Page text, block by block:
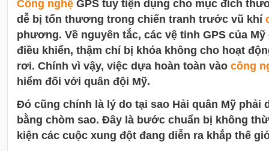
Công nghệ GPS tuy tiện dụng cho mục đích
dễ bị tổn thương trong chiến tranh trước vũ khí
phương. Về nguyên tắc, các vệ tinh GPS của
điều khiển, thậm chí bị khóa không cho hoạt
rơi. Chính vì vậy, việc dựa hoàn toàn vào công
hiểm đối với quân đội Mỹ.
Đó cũng chính là lý do tại sao Hải quân Mỹ phải
bằng chòm sao. Đây là bước chuẩn bị không
kiện các cuộc xung đột đang diễn ra khắp thế